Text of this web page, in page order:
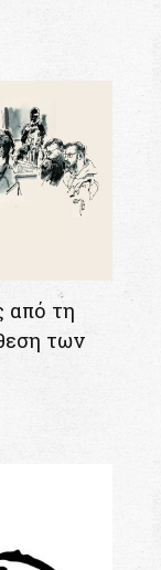
από τη
των